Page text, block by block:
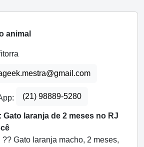
animal
(21) 98889-5280
laranja de 2 meses no RJ
Gato laranja macho, 2 meses,